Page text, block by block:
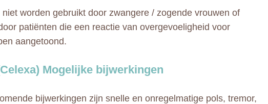
worden gebruikt door zwangere / zogende vrouwen of
patiënten die een reactie van overgevoeligheid voor
aangetoond.
Mogelijke bijwerkingen
bijwerkingen zijn snelle en onregelmatige pols, tremor,